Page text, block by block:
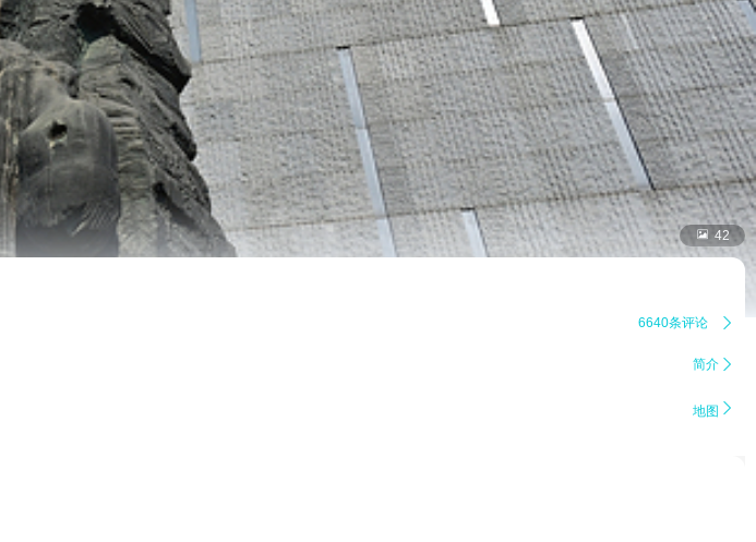
 42
6640条评论 
简介 
地图 